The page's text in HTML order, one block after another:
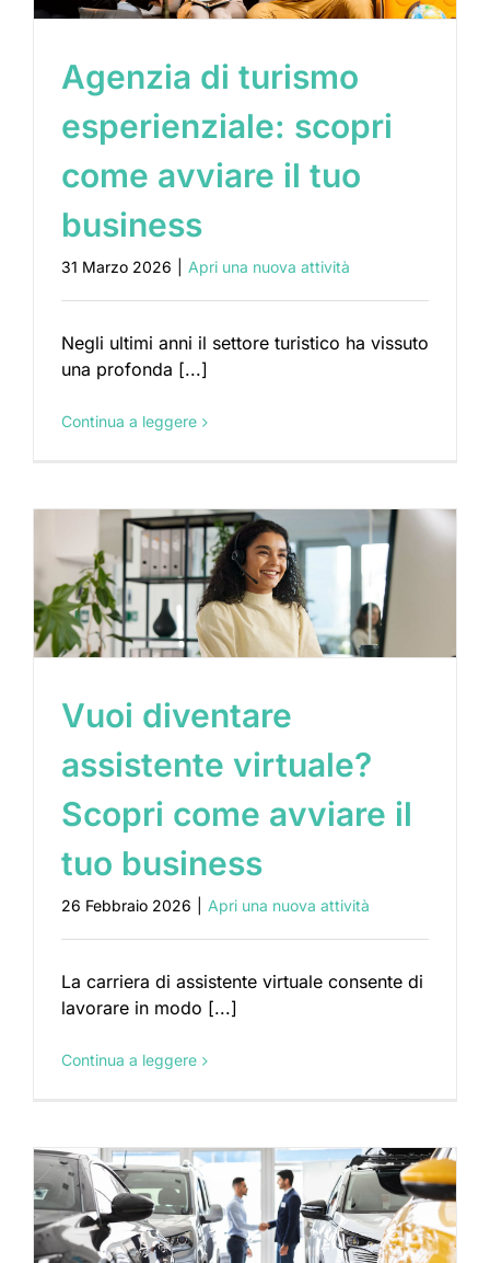
Agenzia di turismo
esperienziale: scopri
come avviare il tuo
business
31 Marzo 2026 Apri una nuova attività
Negli ultimi anni il settore turistico ha vissuto
una profonda [...]
Continua a leggere
Vuoi diventare
assistente virtuale?
Scopri come avviare il
tuo business
26 Febbraio 2026 Apri una nuova attività
La carriera di assistente virtuale consente di
lavorare in modo [...]
Continua a leggere